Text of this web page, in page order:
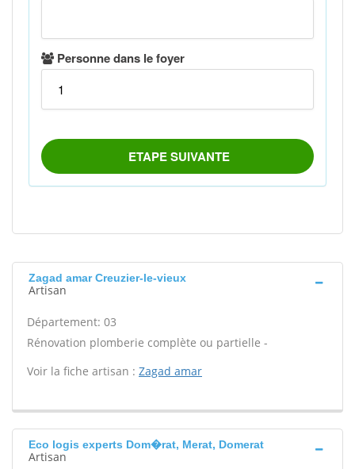
Zagad amar Creuzier-le-vieux
Artisan
Département: 03
Rénovation plomberie complète ou partielle -
Voir la fiche artisan : Zagad amar
Eco logis experts Dom�rat, Merat, Domerat
Artisan